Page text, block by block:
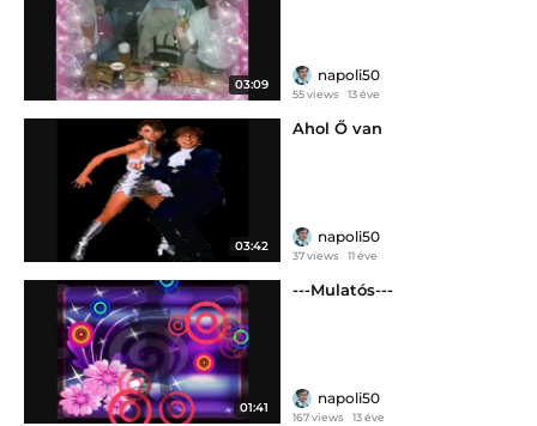
03:09
napoli50
55 views 13 éve
03:42
Ahol Ő van
napoli50
37 views 11 éve
01:41
---Mulatós---
napoli50
167 views 13 éve